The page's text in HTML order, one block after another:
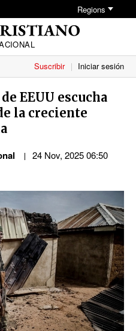
Regions
Suscribir Iniciar sesión
EEUU escucha
la creciente
24 Nov, 2025 06:50